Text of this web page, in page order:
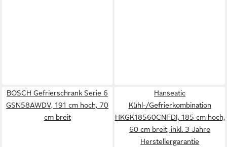
BOSCH Gefrierschrank Serie 6
GSN58AWDV, 191 cm hoch, 70
cm breit
Hanseatic
Kühl-/Gefrierkombination
HKGK18560CNFDI, 185 cm hoch,
60 cm breit, inkl. 3 Jahre
Herstellergarantie